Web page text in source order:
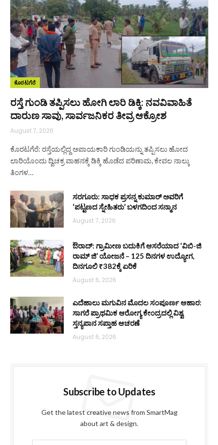
ಕೊರಟಗೆರೆ
ರಸ್ತೆ ಗುಂಡಿ ತಪ್ಪಿಸಲು ಹೋಗಿ ಲಾರಿ ಡಿಕ್ಕಿ: ನವವಿವಾಹಿತೆ
ದಾರುಣ ಸಾವು, ಸಾರ್ವಜನಿಕರ ತೀವ್ರ ಆಕ್ರೋಶ
August 7, 2026
ಕೊರಟಗೆರೆ: ರಸ್ತೆಯಲ್ಲಿದ್ದ ಅಪಾಯಕಾರಿ ಗುಂಡಿಯನ್ನು ತಪ್ಪಿಸಲು ಹೋದ
ಲಾರಿಯೊಂದು ದ್ವಿಚಕ್ರ ವಾಹನಕ್ಕೆ ಡಿಕ್ಕಿ ಹೊಡೆದ ಪರಿಣಾಮ, ಕೇವಲ ನಾಲ್ಕು
ತಿಂಗಳ…
ಸರಗೂರು: ಸಾಧಕ ಪ್ರಸನ್ನ ಕುಮಾರ್ ಅವರಿಗೆ
‘ಪಟ್ಟಣದ ಸ್ನೇಹಿತರು’ ಬಳಗದಿಂದ ಸನ್ಮಾನ
August 7, 2026
ಔರಾದ್: ಗ್ರಾಮೀಣ ಬದುಕಿಗೆ ಆಸರೆಯಾದ ‘ವಿಬಿ-ಜಿ
ರಾಮ್ ಜಿ’ ಯೋಜನೆ – 125 ದಿನಗಳ ಉದ್ಯೋಗ,
ದಿನಗೂಲಿ ₹382ಕ್ಕೆ ಏರಿಕೆ
August 6, 2026
ಎದೆಹಾಲು ಮಗುವಿನ ಮೊದಲ ಸಂಪೂರ್ಣ ಆಹಾರ:
ಸಾಗರೆ ಪ್ರಾಥಮಿಕ ಆರೋಗ್ಯ ಕೇಂದ್ರದಲ್ಲಿ ವಿಶ್ವ
ಸ್ತನ್ಯಪಾನ ಸಪ್ತಾಹ ಆಚರಣೆ
August 6, 2026
Subscribe to Updates
Get the latest creative news from SmartMag
about art & design.